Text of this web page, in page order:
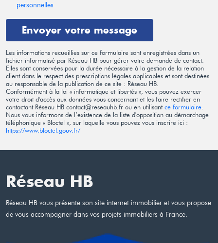
personnelles
Envoyer votre message
Les informations recueillies sur ce formulaire sont enregistrées dans un
fichier informatisé par Réseau HB pour gérer votre demande de contact.
Elles sont conservées pour la durée nécessaire à la gestion de la relation
client dans le respect des prescriptions légales applicables et sont destinées
au responsable de la publication de ce site : Réseau HB.
Conformément à la loi « informatique et libertés », vous pouvez exercer
votre droit d'accès aux données vous concernant et les faire rectifier en
contactant Réseau HB contact@reseauhb.fr ou en utilisant ce formulaire.
Nous vous informons de l’existence de la liste d'opposition au démarchage
téléphonique « Bloctel », sur laquelle vous pouvez vous inscrire ici :
https://www.bloctel.gouv.fr/
Réseau HB
Réseau HB vous présente son site internet immobilier et vous propose
de vous accompagner dans vos projets immobiliers à France.